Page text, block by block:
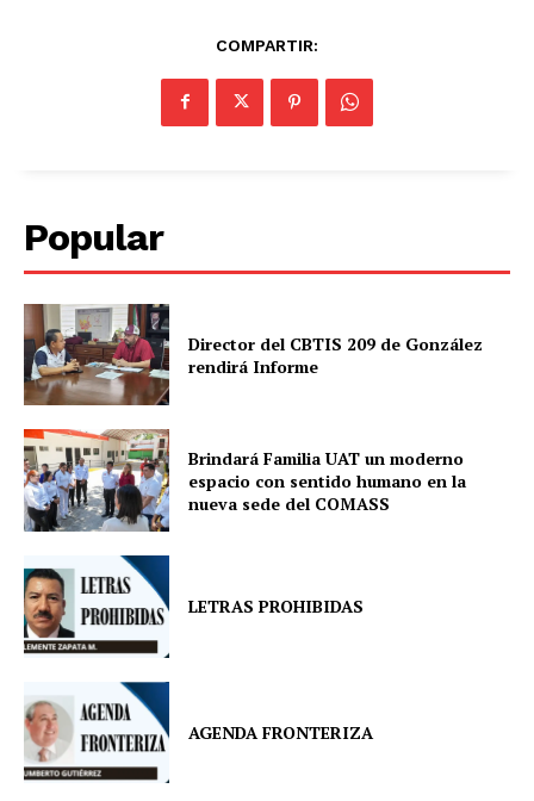
COMPARTIR:
Popular
Director del CBTIS 209 de González
rendirá Informe
Brindará Familia UAT un moderno
espacio con sentido humano en la
nueva sede del COMASS
LETRAS PROHIBIDAS
AGENDA FRONTERIZA